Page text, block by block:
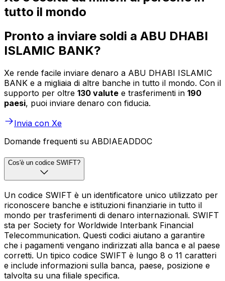
tutto il mondo
Pronto a inviare soldi a ABU DHABI
ISLAMIC BANK?
Xe rende facile inviare denaro a ABU DHABI ISLAMIC
BANK e a migliaia di altre banche in tutto il mondo. Con il
supporto per oltre 130 valute e trasferimenti in 190
paesi, puoi inviare denaro con fiducia.
Invia con Xe
Domande frequenti su ABDIAEADDOC
Cos'è un codice SWIFT?
Un codice SWIFT è un identificatore unico utilizzato per
riconoscere banche e istituzioni finanziarie in tutto il
mondo per trasferimenti di denaro internazionali. SWIFT
sta per Society for Worldwide Interbank Financial
Telecommunication. Questi codici aiutano a garantire
che i pagamenti vengano indirizzati alla banca e al paese
corretti. Un tipico codice SWIFT è lungo 8 o 11 caratteri
e include informazioni sulla banca, paese, posizione e
talvolta su una filiale specifica.